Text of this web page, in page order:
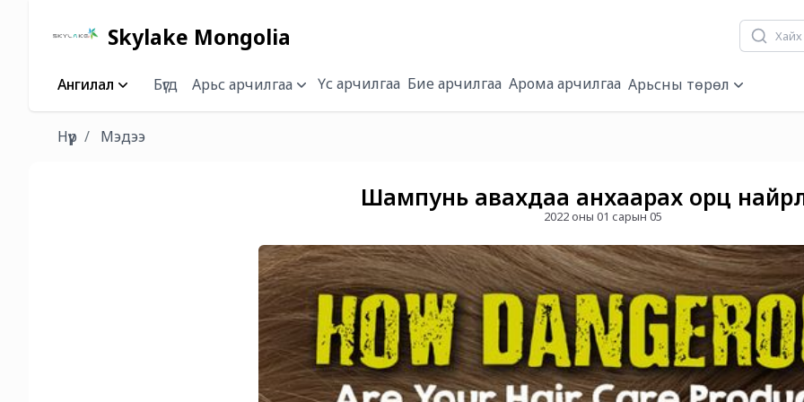
Skylake Mongolia
Ангилал Бүгд Арьс арчилгаа Үс арчилгаа Бие арчилгаа Арома арчилгаа Арьсны төрөл
Нүүр Мэдээ
Шампунь авахдаа анхаарах орц
2022 оны 01 сарын 05